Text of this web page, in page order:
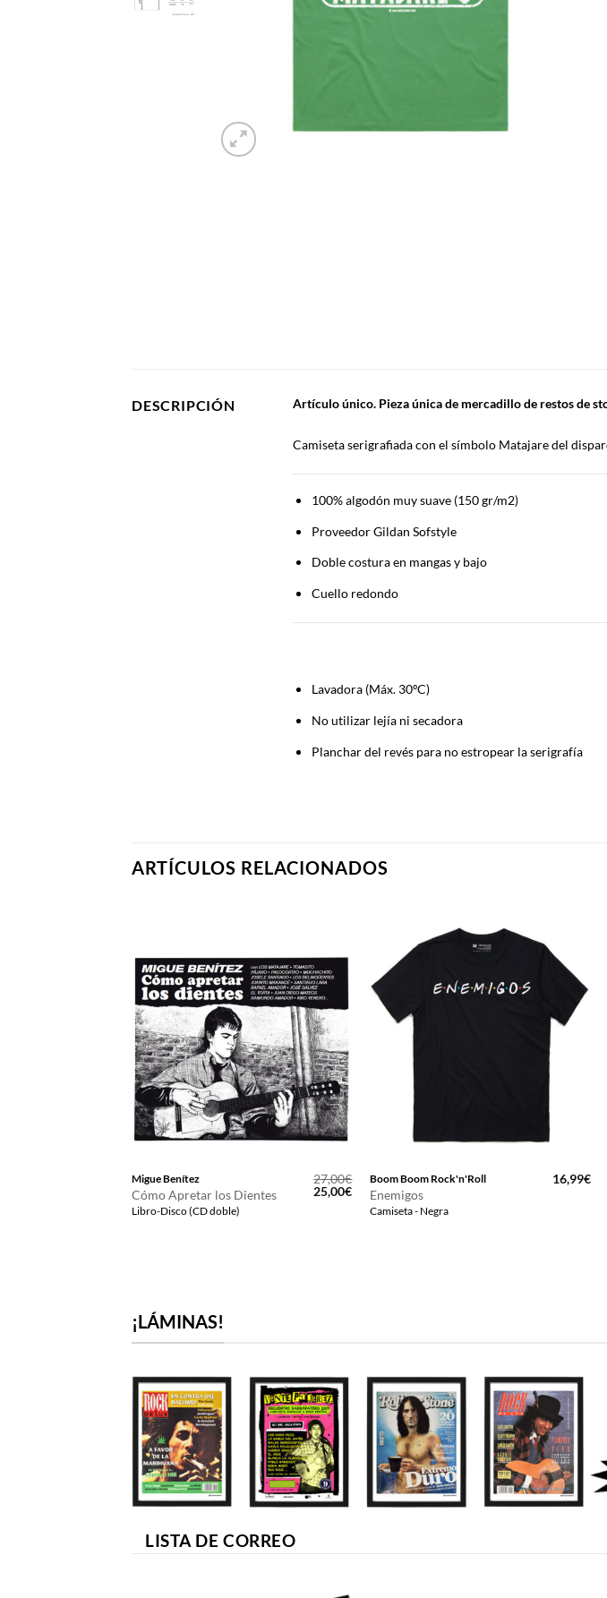
DESCRIPCIÓN Artículo único. Pieza única de mercadillo de restos de
Camiseta serigrafiada con el símbolo Matajare del
100% algodón muy suave (150 gr/m2)
Proveedor Gildan Sofstyle
Doble costura en mangas y bajo
Cuello redondo
Lavadora (Máx. 30ºC)
No utilizar lejía ni secadora
Planchar del revés para no estropear la serigrafía
ARTÍCULOS RELACIONADOS
Migue Benítez
Cómo Apretar los Dientes
Libro-Disco (CD doble)
27,00€
El
precio
25,00€El
precio
actual
Boom Boom Rock'n'Roll
Enemigos
Camiseta - Negra
16,99€
¡LÁMINAS!
LISTA DE CORREO